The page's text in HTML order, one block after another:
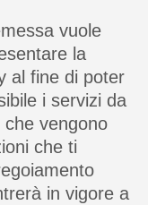
vuole
la
al fine di poter
i servizi da
vengono
che ti
in vigore a